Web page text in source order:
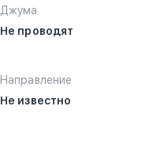
Джума
Не проводят
Направление
Не известно